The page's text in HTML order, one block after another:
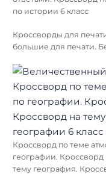
по истории 6 класс
Кроссворды для
большие для печати.
Кроссворд по теме
географии.
тему география.